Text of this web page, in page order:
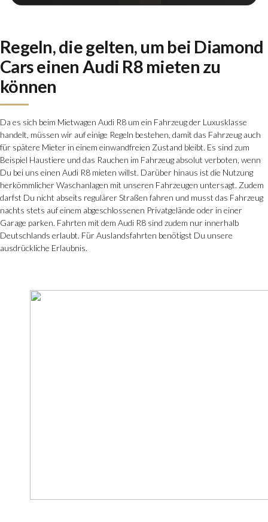
Regeln, die gelten, um bei Diamond
Cars einen Audi R8 mieten zu
können
Da es sich beim Mietwagen Audi R8 um ein Fahrzeug der Luxusklasse
handelt, müssen wir auf einige Regeln bestehen, damit das Fahrzeug auch
für spätere Mieter in einem einwandfreien Zustand bleibt. Es sind zum
Beispiel Haustiere und das Rauchen im Fahrzeug absolut verboten, wenn
Du bei uns einen Audi R8 mieten willst. Darüber hinaus ist die Nutzung
herkömmlicher Waschanlagen mit unseren Fahrzeugen untersagt. Zudem
darfst Du nicht abseits regulärer Straßen fahren und musst das Fahrzeug
nachts stets auf einem abgeschlossenen Privatgelände oder in einer
Garage parken. Fahrten mit dem Audi R8 sind zudem nur innerhalb
Deutschlands erlaubt. Für Auslandsfahrten benötigst Du unsere
ausdrückliche Erlaubnis.